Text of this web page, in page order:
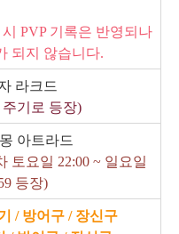
PVP 기록은 반영되나
되지 않습니다.
라크드
기로 등장)
아트라드
토요일 22:00 ~ 일요일
등장)
/ 방어구 / 장신구